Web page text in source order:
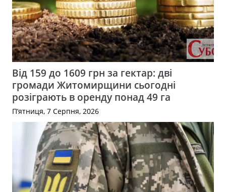
Від 159 до 1609 грн за гектар: дві
громади Житомирщини сьогодні
розіграють в оренду понад 49 га
П’ятниця, 7 Серпня, 2026